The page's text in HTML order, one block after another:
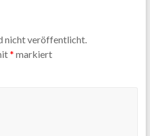
nicht veröffentlicht.
* markiert